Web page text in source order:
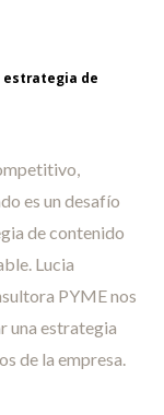
estrategia de
es un desafío
de contenido
Lucia
PYME nos
una estrategia
de la empresa.